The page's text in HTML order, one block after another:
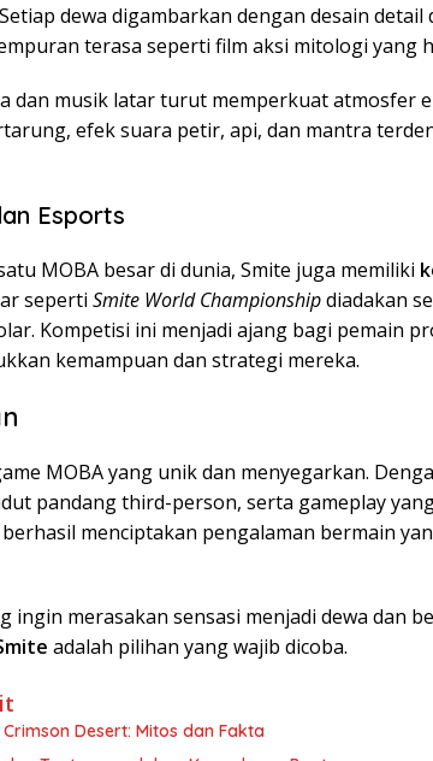
dewa digambarkan dengan desain detail
terasa seperti film aksi mitologi yang
dan musik latar turut memperkuat atmosfer
efek suara petir, api, dan mantra
Esports
MOBA besar di dunia, Smite juga memiliki
seperti Smite World Championshipdiadakan
Kompetisi ini menjadi ajang bagi pemain
kemampuan dan strategi mereka.
MOBA yang unik dan menyegarkan.
pandang third-person, serta gameplay
menciptakan pengalaman bermain
ingin merasakan sensasi menjadi dewa dan
adalah pilihan yang wajib dicoba.
Desert: Mitos dan Fakta